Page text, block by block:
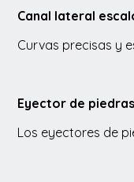
Canal lateral
Curvas precisas y
Eyector de piedras
Los eyectores de